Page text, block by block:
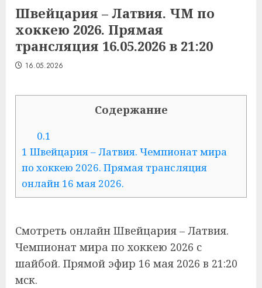
Швейцария – Латвия. ЧМ по
хоккею 2026. Прямая
трансляция 16.05.2026 в 21:20
16.05.2026
Содержание
0.1
1 Швейцария – Латвия. Чемпионат мира
по хоккею 2026. Прямая трансляция
онлайн 16 мая 2026.
Смотреть онлайн Швейцария – Латвия.
Чемпионат мира по хоккею 2026 с
шайбой. Прямой эфир 16 мая 2026 в 21:20
мск.